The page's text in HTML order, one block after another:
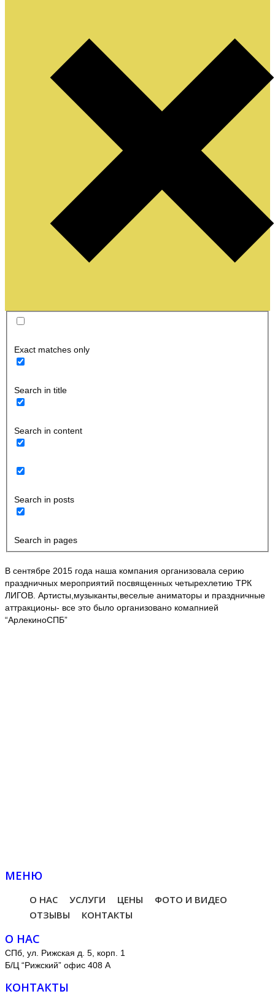
Exact matches only
Search in title
Search in content
Search in posts
Search in pages
В сентябре 2015 года наша компания организовала серию
праздничных мероприятий посвященных четырехлетию ТРК
ЛИГОВ. Артисты,музыканты,веселые аниматоры и праздничные
аттракционы- все это было организовано комапнией
“АрлекиноСПБ”
МЕНЮ
О НАС УСЛУГИ ЦЕНЫ
ФОТО И ВИДЕО
ОТЗЫВЫ
КОНТАКТЫ
О НАС
СПб, ул. Рижская д. 5, корп. 1
Б/Ц “Рижский” офис 408 А
КОНТАКТЫ